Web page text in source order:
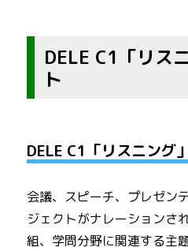
DELE C1「リス
ト
DELE C1「リスニング
会議、スピーチ、プレゼン
ジェクトがナレーションさ
組、学問分野に関連する主